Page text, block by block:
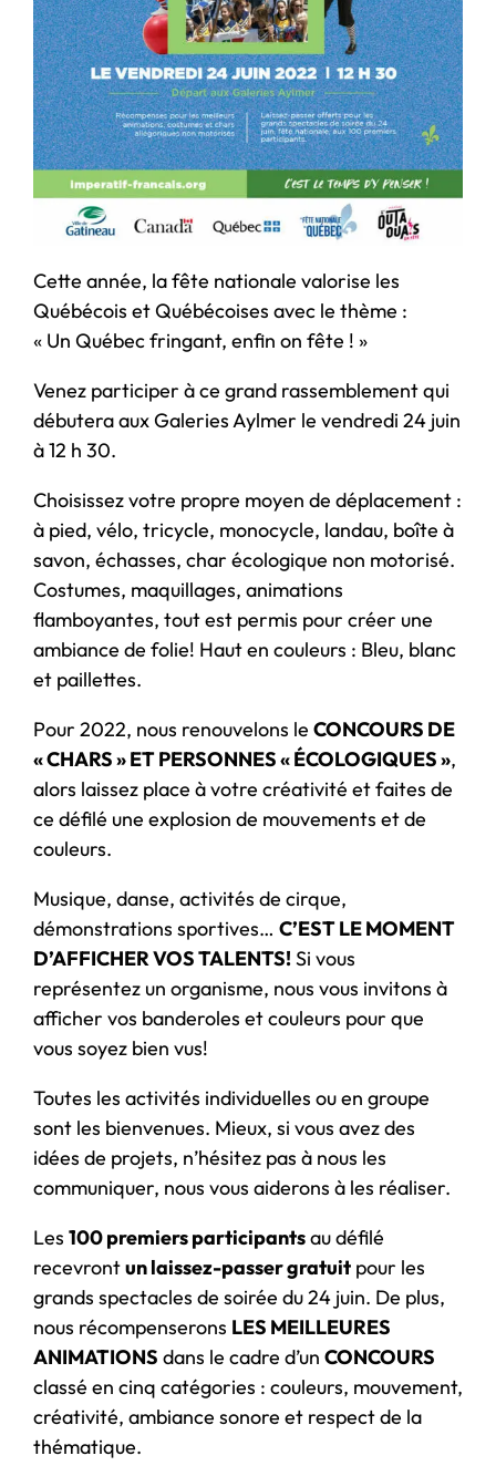
Cette année, la fête nationale valorise les
Québécois et Québécoises avec le thème :
« Un Québec fringant, enfin on fête ! »
Venez participer à ce grand rassemblement qui
débutera aux Galeries Aylmer le vendredi 24 juin
à 12 h 30.
Choisissez votre propre moyen de déplacement :
à pied, vélo, tricycle, monocycle, landau, boîte à
savon, échasses, char écologique non motorisé.
Costumes, maquillages, animations
flamboyantes, tout est permis pour créer une
ambiance de folie! Haut en couleurs : Bleu, blanc
et paillettes.
Pour 2022, nous renouvelons le CONCOURS DE
« CHARS » ET PERSONNES « ÉCOLOGIQUES »,
alors laissez place à votre créativité et faites de
ce défilé une explosion de mouvements et de
couleurs.
Musique, danse, activités de cirque,
démonstrations sportives… C’EST LE MOMENT
D’AFFICHER VOS TALENTS!Si vous
représentez un organisme, nous vous invitons à
afficher vos banderoles et couleurs pour que
vous soyez bien vus!
Toutes les activités individuelles ou en groupe
sont les bienvenues. Mieux, si vous avez des
idées de projets, n’hésitez pas à nous les
communiquer, nous vous aiderons à les réaliser.
Les 100 premiers participantsau défilé
recevrontun laissez-passer gratuit pour les
grands spectacles de soirée du 24 juin. De plus,
nous récompenserons LES MEILLEURES
ANIMATIONS dans le cadre d’un CONCOURS
classé en cinq catégories : couleurs, mouvement,
créativité, ambiance sonore et respect de la
thématique.